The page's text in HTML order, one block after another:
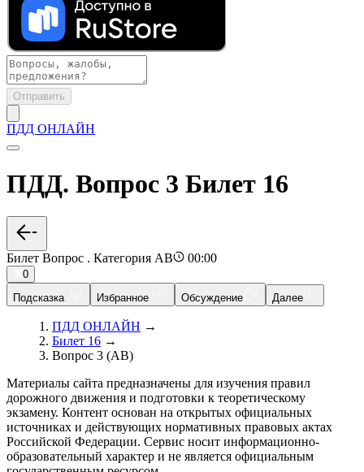
Отправить
ПДД ОНЛАЙН
ПДД. Вопрос 3 Билет 16
Билет Вопрос . Категория AB 00:00
0
Подсказка
Избранное Обсуждение Далее
ПДД ОНЛАЙН →
Билет 16 →
Вопрос 3 (AB)
Материалы сайта предназначены для изучения правил
дорожного движения и подготовки к теоретическому
экзамену. Контент основан на открытых официальных
источниках и действующих нормативных правовых актах
Российской Федерации. Сервис носит информационно-
образовательный характер и не является официальным